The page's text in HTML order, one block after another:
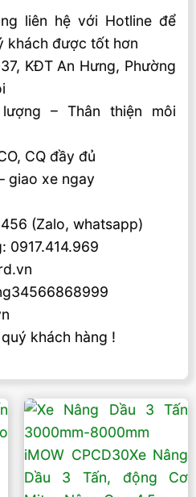
liên hệ với Hotline để
khách được tốt hơn
KĐT An Hưng, Phường
– Thân thiện môi
CQ đầy đủ
giao xe ngay
(Zalo, whatsapp)
0917.414.969
khách hàng !